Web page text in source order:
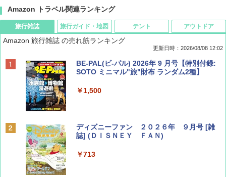
Amazon トラベル関連ランキング
旅行雑誌
Amazon 旅行雑誌 の売れ筋ランキング
更新日時：2026/08/08 12:02
BE-PAL(ビ-パル) 2026年 9 月号【特別付録:
SOTO ミニマル"旅"財布 ランダム2種】
￥1,500
ディズニーファン ２０２６年 ９月号 [雑
誌] (ＤＩＳＮＥＹ ＦＡＮ)
￥713
旅行ガイド・地図 テント アウトドア